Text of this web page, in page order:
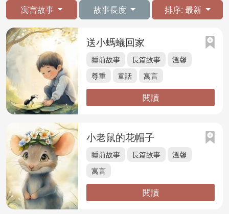
寓言故事 故事長度 排序: 最新
送小螞蟻回家
睡前故事 長篇故事
溫馨
尊重
童話 寓言
閱讀
小老鼠的花帽子
睡前故事 長篇故事
溫馨
寓言
閱讀